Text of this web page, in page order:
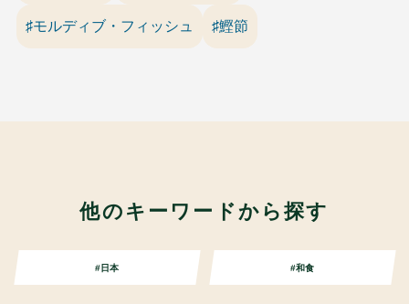
♯モルディブ・フィッシュ ♯鰹節
他のキーワードから探す
#日本 #和食